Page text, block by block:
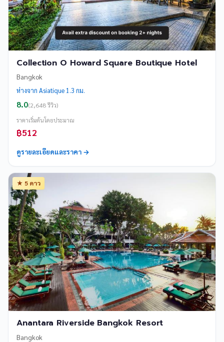
Collection O Howard Square Boutique Hotel
Bangkok
ห่างจาก Asiatique 1.3 กม.
8.0(2,648 รีวิว)
ราคาเริ่มต้นโดยประมาณ
฿512
ดูรายละเอียดและราคา →
★ 5 ดาว
Anantara Riverside Bangkok Resort
Bangkok